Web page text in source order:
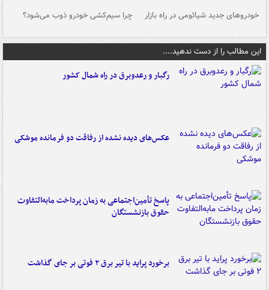
خودروهای جدید شیائومی در راه بازار چرا سیم‌کشی خودرو ذوب می‌شود؟
این مطالب را از دست ندهید....
رگبار و رعدوبرق در راه شمال کشور
عکس‌های دیده نشده از رفاقت دو فرمانده‌ موشکی
پاسخ تأمین‌اجتماعی به زمان پرداخت مابه‌التفاوت
حقوق بازنشستگان
برخورد پراید با تیر برق ۲ فوتی بر جای گذاشت